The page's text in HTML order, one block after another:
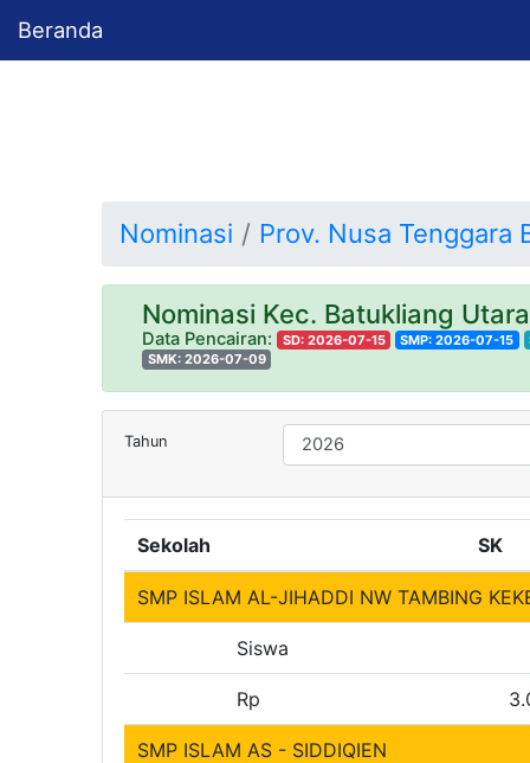
Beranda
Nominasi Prov. Nusa Tenggara
Nominasi Kec. Batukliang Utara
Data Pencairan: SD: 2026-07-15 SMP: 2026-07-15
SMK: 2026-07-09
Tahun
Sekolah SK
SMP ISLAM AL-JIHADDI NW TAMBING
Siswa
Rp
SMP ISLAM AS - SIDDIQIEN